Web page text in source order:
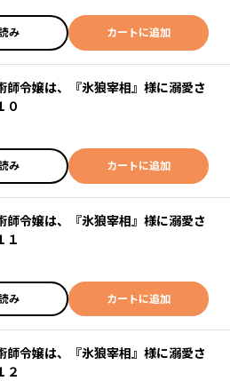
み カートに追加
師令嬢は、『氷狼宰相』様に溺愛さ
０
み カートに追加
師令嬢は、『氷狼宰相』様に溺愛さ
１
み カートに追加
師令嬢は、『氷狼宰相』様に溺愛さ
２